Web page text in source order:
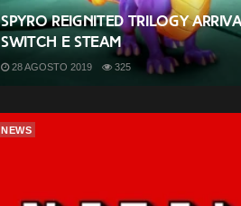
Spyro Reignited Trilogy
Switch e Steam
28 AGOSTO 2019 325
NEWS